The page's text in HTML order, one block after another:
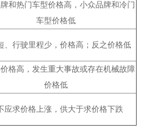
和热门车型价格高，小众品牌和冷门
车型价格低
、行驶里程少，价格高；反之价格低
格高，发生重大事故或存在机械故障
价格低
应求价格上涨，供大于求价格下跌